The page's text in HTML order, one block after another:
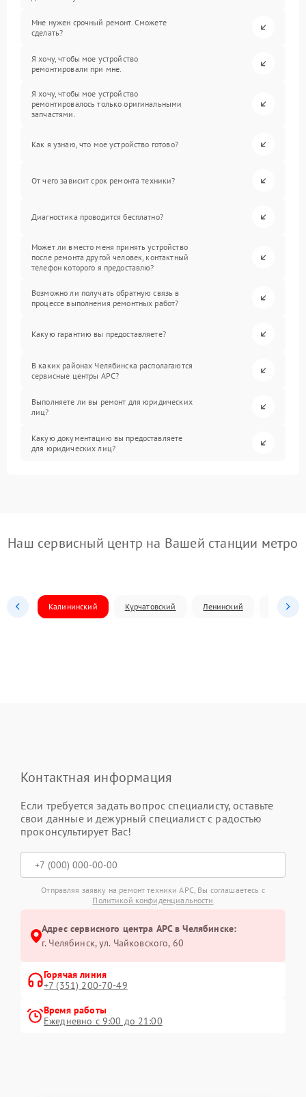
Мне нужен срочный ремонт. Сможете
сделать?
Я хочу, чтобы мое устройство
ремонтировали при мне.
Я хочу, чтобы мое устройство
ремонтировалось только оригинальными
запчастями.
Как я узнаю, что мое устройство готово?
От чего зависит срок ремонта техники?
Диагностика проводится бесплатно?
Может ли вместо меня принять устройство
после ремонта другой человек, контактный
телефон которого я предоставлю?
Возможно ли получать обратную связь в
процессе выполнения ремонтных работ?
Какую гарантию вы предоставляете?
В каких районах Челябинска располагаются
сервисные центры APC?
Выполняете ли вы ремонт для юридических
лиц?
Какую документацию вы предоставляете
для юридических лиц?
Наш сервисный центр на Вашей станции метро
Калининский Курчатовский Ленинский
Контактная информация
Если требуется задать вопрос специалисту, оставьте
свои данные и дежурный специалист с радостью
проконсультирует Вас!
Отправляя заявку на ремонт техники APC, Вы соглашаетесь с
Политикой конфиденциальности
Адрес сервисного центра APC в Челябинске:
г. Челябинск, ул. Чайковского, 60
Горячая линия
+7 (351) 200-70-49
Время работы
Ежедневно с 9:00 до 21:00